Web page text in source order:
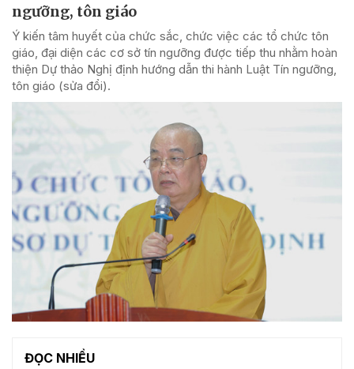
ngưỡng, tôn giáo
Ý kiến tâm huyết của chức sắc, chức việc các tổ chức tôn
giáo, đại diện các cơ sở tín ngưỡng được tiếp thu nhằm hoàn
thiện Dự thảo Nghị định hướng dẫn thi hành Luật Tín ngưỡng,
tôn giáo (sửa đổi).
ĐỌC NHIỀU